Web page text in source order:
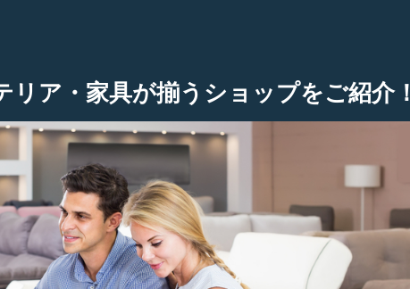
ア・家具が揃うショップをご紹介！